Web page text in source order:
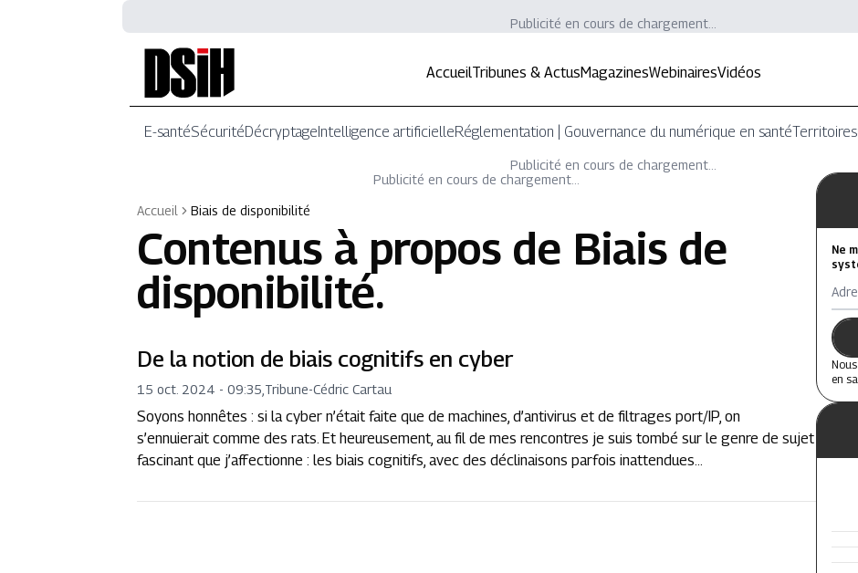
Publicité en cours de chargement...
AccueilTribunes & ActusMagazinesWebinairesVidéos
E-santéSécuritéDécryptageIntelligence artificielleRéglementation | Gouvernance du numérique en santéTerritoires
Publicité en cours de chargement...
Publicité en cours de chargement...
Accueil
Biais de disponibilité
Contenus à propos de Biais de
disponibilité.
De la notion de biais cognitifs en cyber
15 oct. 2024 - 09:35 Tribune-Cédric Cartau
Soyons honnêtes : si la cyber n’était faite que de machines, d’antivirus et de filtrages port/IP, on
s’ennuierait comme des rats. Et heureusement, au fil de mes rencontres je suis tombé sur le genre de sujet
fascinant que j’affectionne : les biais cognitifs, avec des déclinaisons parfois inattendues...
Ne
en